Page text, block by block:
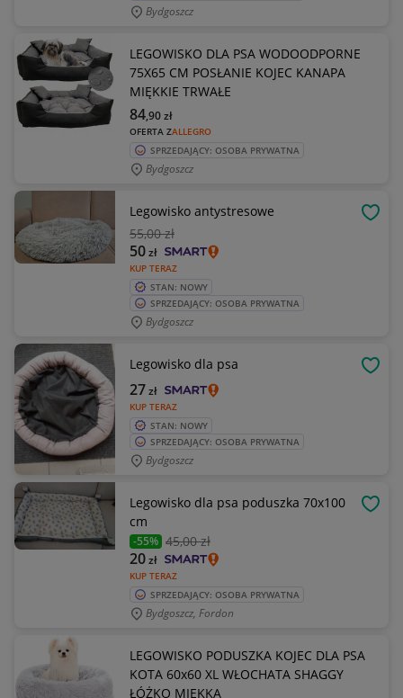
Bydgoszcz
LEGOWISKO DLA PSA WODOODPORNE
75X65 CM POSŁANIE KOJEC KANAPA
MIĘKKIE TRWAŁE
OFERTA ZALLEGRO
84,90zł
SPRZEDAJĄCY: OSOBA PRYWATNA
Bydgoszcz
Legowisko antystresowe
55,00 zł
KUP TERAZ
50zł
STAN: NOWY
SPRZEDAJĄCY: OSOBA PRYWATNA
Bydgoszcz
Legowisko dla psa
KUP TERAZ
27zł
STAN: NOWY
SPRZEDAJĄCY: OSOBA PRYWATNA
Bydgoszcz
Legowisko dla psa poduszka 70x100
cm
-55% 45,00 zł
KUP TERAZ
20zł
SPRZEDAJĄCY: OSOBA PRYWATNA
Bydgoszcz, Fordon
LEGOWISKO PODUSZKA KOJEC DLA PSA
KOTA 60x60 XL WŁOCHATA SHAGGY
ŁÓŻKO MIĘKKA